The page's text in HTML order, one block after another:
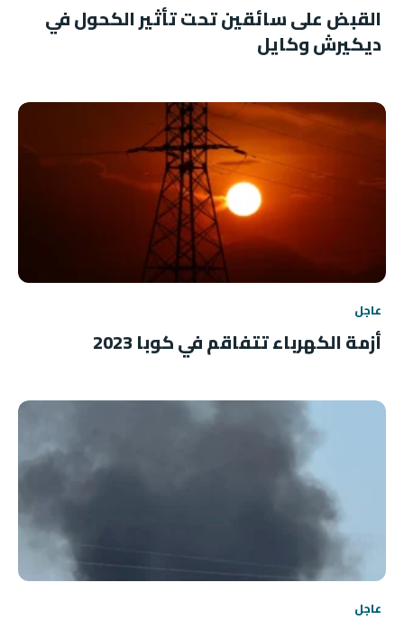
القبض على سائقين تحت تأثير الكحول في
ديكيرش وكايل
عاجل
أزمة الكهرباء تتفاقم في كوبا 2023
عاجل